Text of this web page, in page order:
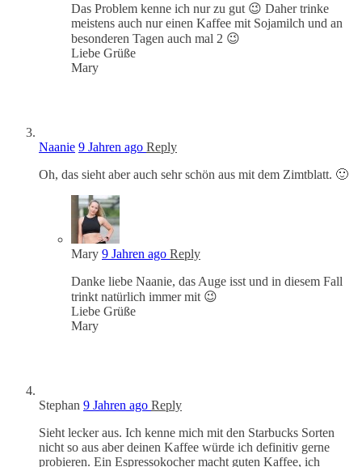
Das Problem kenne ich nur zu gut 😉 Daher trinke
meistens auch nur einen Kaffee mit Sojamilch und an
besonderen Tagen auch mal 2 😉
Liebe Grüße
Mary
Naanie 9 Jahren ago Reply
Oh, das sieht aber auch sehr schön aus mit dem Zimtblatt. 🙂
Mary 9 Jahren ago Reply
Danke liebe Naanie, das Auge isst und in diesem Fall
trinkt natürlich immer mit 😉
Liebe Grüße
Mary
Stephan 9 Jahren ago Reply
Sieht lecker aus. Ich kenne mich mit den Starbucks Sorten
nicht so aus aber deinen Kaffee würde ich definitiv gerne
probieren. Ein Espressokocher macht guten Kaffee, ich